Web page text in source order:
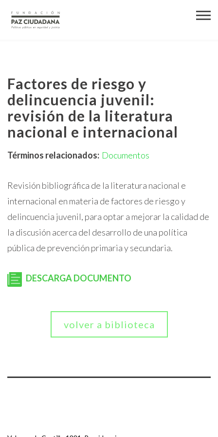
Factores de riesgo y
delincuencia juvenil:
revisión de la literatura
nacional e internacional
Términos relacionados: Documentos
Revisión bibliográfica de la literatura nacional e
internacional en materia de factores de riesgo y
delincuencia juvenil, para optar a mejorar la calidad de
la discusión acerca del desarrollo de una política
pública de prevención primaria y secundaria.
DESCARGA DOCUMENTO
volver a biblioteca